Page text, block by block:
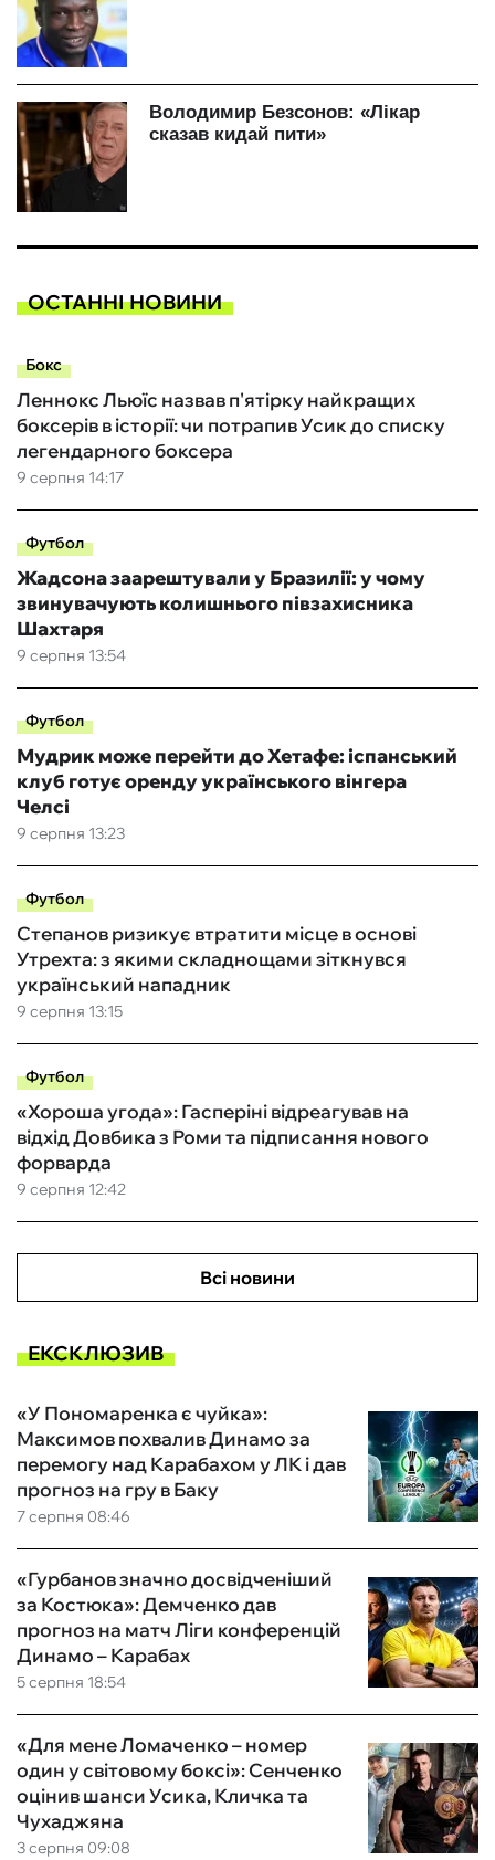
ОСТАННІ НОВИНИ
Бокс
9 серпня 14:17
Леннокс Льюїс назвав п'ятірку найкращих
боксерів в історії: чи потрапив Усик до списку
легендарного боксера
Футбол
9 серпня 13:54
Жадсона заарештували у Бразилії: у чому
звинувачують колишнього півзахисника
Шахтаря
Футбол
9 серпня 13:23
Мудрик може перейти до Хетафе: іспанський
клуб готує оренду українського вінгера
Челсі
Футбол
9 серпня 13:15
Степанов ризикує втратити місце в основі
Утрехта: з якими складнощами зіткнувся
український нападник
Футбол
9 серпня 12:42
«Хороша угода»: Гасперіні відреагував на
відхід Довбика з Роми та підписання нового
форварда
Всі новини
ЕКСКЛЮЗИВ
7 серпня 08:46
«У Пономаренка є чуйка»:
Максимов похвалив Динамо за
перемогу над Карабахом у ЛК і дав
прогноз на гру в Баку
5 серпня 18:54
«Гурбанов значно досвідченіший
за Костюка»: Демченко дав
прогноз на матч Ліги конференцій
Динамо – Карабах
3 серпня 09:08
«Для мене Ломаченко – номер
один у світовому боксі»: Сенченко
оцінив шанси Усика, Кличка та
Чухаджяна